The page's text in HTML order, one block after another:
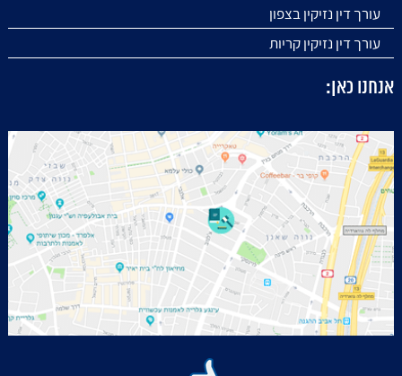
עורך דין נזיקין בצפון
עורך דין נזיקין קריות
אנחנו כאן: